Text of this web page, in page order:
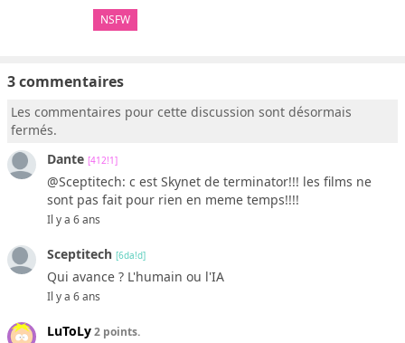
NSFW
3 commentaires
Les commentaires pour cette discussion sont désormais
fermés.
Dante [412!1]
@Sceptitech: c est Skynet de terminator!!! les films ne
sont pas fait pour rien en meme temps!!!!
Il y a 6 ans
Sceptitech [6da!d]
Qui avance ? L'humain ou l'IA
Il y a 6 ans
LuToLy2 points.